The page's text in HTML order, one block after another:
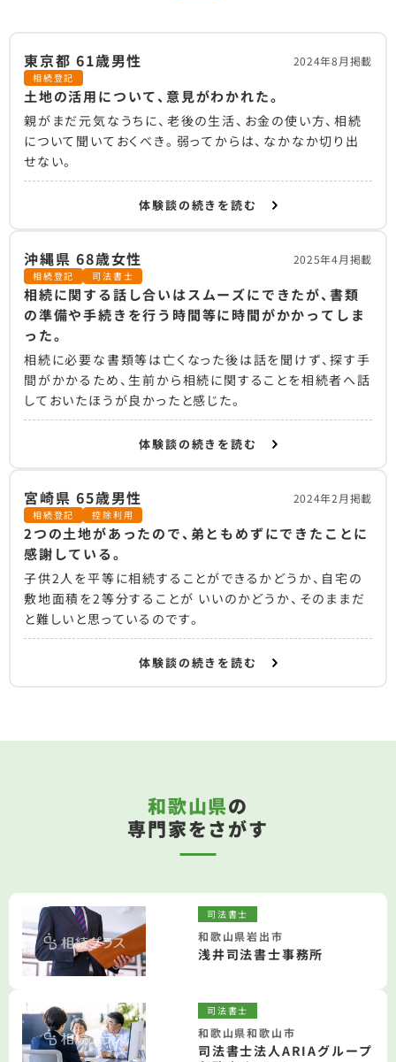
東京都 61歳男性 2024年8月掲載
相続登記
土地の活用について、意見がわかれた。
親がまだ元気なうちに、老後の生活、お金の使い方、相続
について聞いておくべき。弱ってからは、なかなか切り出
せない。
体験談の続きを読む
沖縄県 68歳女性 2025年4月掲載
相続登記 司法書士
相続に関する話し合いはスムーズにできたが、書類
の準備や手続きを行う時間等に時間がかかってしま
った。
相続に必要な書類等は亡くなった後は話を聞けず、探す手
間がかかるため、生前から相続に関することを相続者へ話
しておいたほうが良かったと感じた。
体験談の続きを読む
宮崎県 65歳男性 2024年2月掲載
相続登記 控除利用
2つの土地があったので、弟ともめずにできたことに
感謝している。
子供2人を平等に相続することができるかどうか、自宅の
敷地面積を2等分することが いいのかどうか、そのままだ
と難しいと思っているのです。
体験談の続きを読む
和歌山県の
専門家をさがす
司法書士
和歌山県岩出市
浅井司法書士事務所
司法書士
和歌山県和歌山市
司法書士法人ARIAグループ